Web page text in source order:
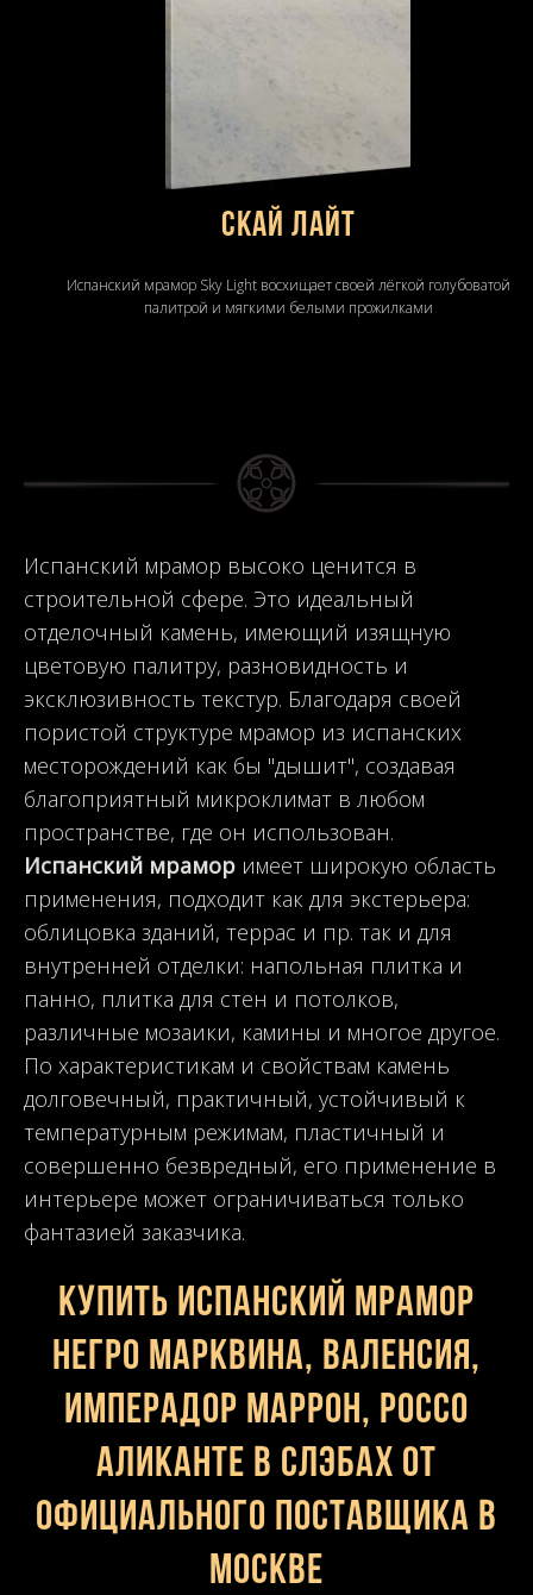
Скай Лайт
Испанский мрамор Sky Light восхищает своей лёгкой голубоватой
палитрой и мягкими белыми прожилками
Испанский мрамор высоко ценится в
строительной сфере. Это идеальный
отделочный камень, имеющий изящную
цветовую палитру, разновидность и
эксклюзивность текстур. Благодаря своей
пористой структуре мрамор из испанских
месторождений как бы "дышит", создавая
благоприятный микроклимат в любом
пространстве, где он использован.
Испанский мрамор имеет широкую область
применения, подходит как для экстерьера:
облицовка зданий, террас и пр. так и для
внутренней отделки: напольная плитка и
панно, плитка для стен и потолков,
различные мозаики, камины и многое другое.
По характеристикам и свойствам камень
долговечный, практичный, устойчивый к
температурным режимам, пластичный и
совершенно безвредный, его применение в
интерьере может ограничиваться только
фантазией заказчика.
Купить испанский мрамор
Негро Марквина, Валенсия,
Имперадор Маррон, Россо
Аликанте в слэбах от
официального поставщика в
Москве